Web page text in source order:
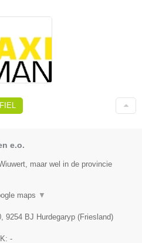
e.o.
maar wel in de provincie
maps ▼
, 9254 BJ Hurdegaryp (Friesland)
-